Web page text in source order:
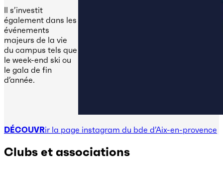
Il s’investit
également dans les
événements
majeurs de la vie
du campus tels que
le week-end ski ou
le gala de fin
d’année.
DÉCOUVRir la page instagram du bde d’Aix-en-provence
Clubs et associations